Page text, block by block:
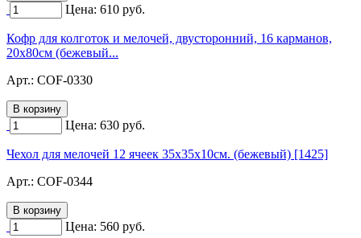
Цена: 610 руб.
Кофр для колготок и мелочей, двусторонний, 16 карманов,
20х80см (бежевый...
Арт.: COF-0330
Цена: 630 руб.
Чехол для мелочей 12 ячеек 35х35х10см. (бежевый) [1425]
Арт.: COF-0344
Цена: 560 руб.